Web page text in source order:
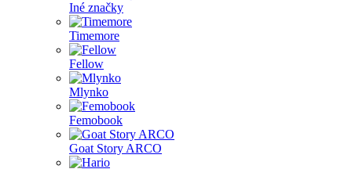
Iné značky
Timemore
Fellow
Mlynko
Femobook
Goat Story ARCO